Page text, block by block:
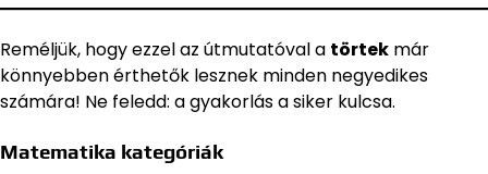
Reméljük, hogy ezzel az útmutatóval a törtek már
könnyebben érthetők lesznek minden negyedikes
számára! Ne feledd: a gyakorlás a siker kulcsa.
Matematika kategóriák